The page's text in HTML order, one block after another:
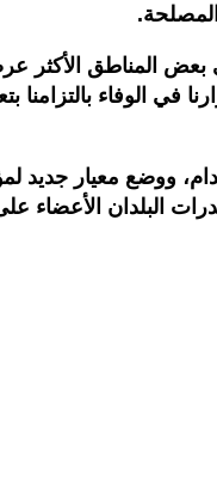
المصلحة.
المناطق الأكثر
الوفاء بالتزامنا
ووضع معيار
البلدان الأعضاء